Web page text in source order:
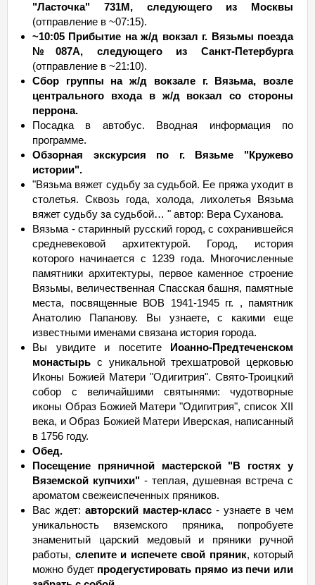
"Ласточка" 731М, следующего из Москвы
(отправление в ~07:15).
~10:05 Прибытие на ж/д вокзал г. Вязьмы поезда
№087А, следующего из Санкт-Петербурга
(отправление в ~21:10).
Сбор группы на ж/д вокзале г. Вязьма, возле
центрального входа в ж/д вокзал со стороны
перрона.
Посадка в автобус. Вводная информация по
программе.
Обзорная экскурсия по г. Вязьме "Кружево
истории".
"Вязьма вяжет судьбу за судьбой. Ее пряжа уходит в
столетья. Сквозь года, холода, лихолетья Вязьма
вяжет судьбу за судьбой… " автор: Вера Суханова.
Вязьма - старинный русский город, с сохранившейся
средневековой архитектурой. Город, история
которого начинается с 1239 года. Многочисленные
памятники архитектуры, первое каменное строение
Вязьмы, величественная Спасская башня, памятные
места, посвященные ВОВ 1941-1945 гг. , памятник
Анатолию Папанову. Вы узнаете, с какими еще
известными именами связана история города.
Вы увидите и посетите Иоанно-Предтеченском
монастырь с уникальной трехшатровой церковью
Иконы Божией Матери "Одигитрия". Свято-Троицкий
собор с величайшими святынями: чудотворные
иконы Образ Божией Матери "Одигитрия", список XII
века, и Образ Божией Матери Иверская, написанный
в 1756 году.
Обед.
Посещение пряничной мастерской "В гостях у
Вяземской купчихи" - теплая, душевная встреча с
ароматом свежеиспеченных пряников.
Вас ждет: авторский мастер-класс - узнаете в чем
уникальность вяземского пряника, попробуете
знаменитый царский медовый и пряники ручной
работы, слепите и испечете свой пряник, который
можно будет продегустировать прямо из печи или